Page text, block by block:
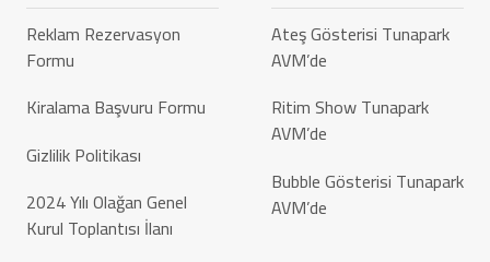
Reklam Rezervasyon
Formu
Kiralama Başvuru Formu
Gizlilik Politikası
2024 Yılı Olağan Genel
Kurul Toplantısı İlanı
Ateş Gösterisi Tunapark
AVM’de
Ritim Show Tunapark
AVM’de
Bubble Gösterisi Tunapark
AVM’de